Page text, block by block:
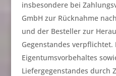
insbesondere bei
GmbH zur Rücknahme
und der Besteller zur
Gegenstandes
Eigentumsvorbehaltes
Liefergegenstandes durch